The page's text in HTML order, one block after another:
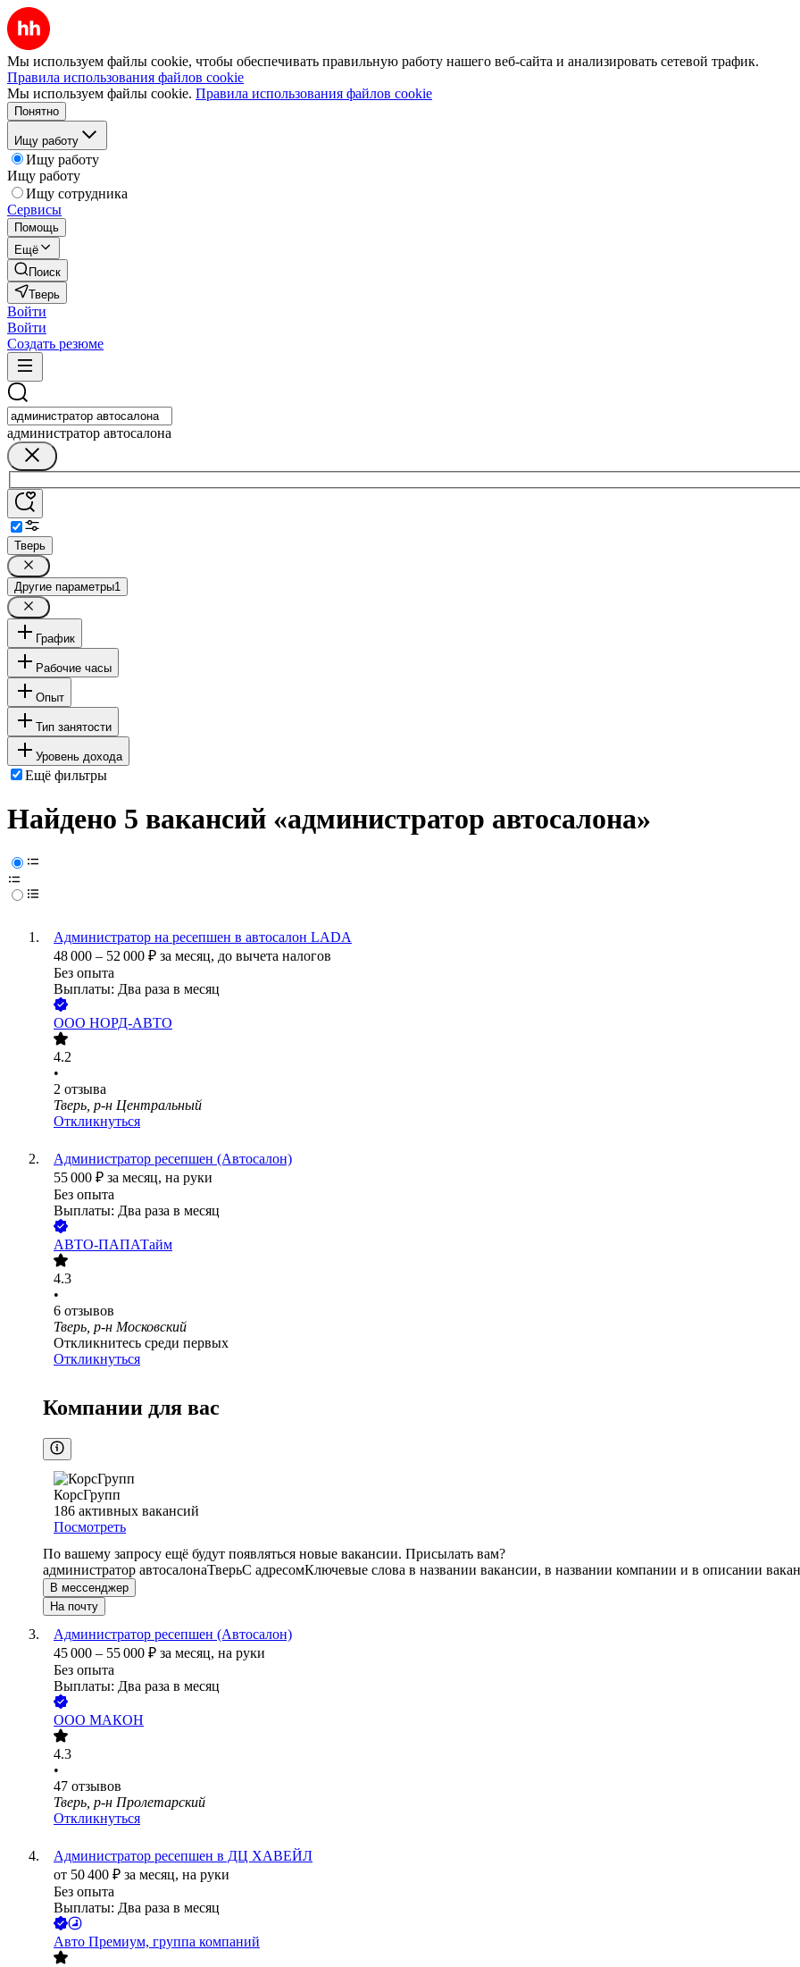
Мы используем файлы cookie, чтобы обеспечивать правильную работу нашего веб-сайта и анализировать сетевой трафик.
Правила использования файлов cookie
Мы используем файлы cookie. Правила использования файлов cookie
Понятно
Ищу работу
Ищу работу
Ищу работу
Ищу сотрудника
Сервисы
Помощь
Ещё
Поиск
Тверь
Войти
Войти
Создать резюме
администратор автосалона
Тверь
Другие параметры1
График
Рабочие часы
Опыт
Тип занятости
Уровень дохода
Ещё фильтры
Найдено 5 вакансий «администратор автосалона»
Администратор на ресепшен в автосалон LADA
48 000 – 52 000 ₽ за месяц, до вычета налогов
Без опыта
Выплаты: Два раза в месяц
ООО НОРД-АВТО
4.2
•
2 отзыва
Тверь, р-н Центральный
Откликнуться
Администратор ресепшен (Автосалон)
55 000 ₽ за месяц, на руки
Без опыта
Выплаты: Два раза в месяц
АВТО-ПАПАТайм
4.3
•
6 отзывов
Тверь, р-н Московский
Откликнитесь среди первых
Откликнуться
Компании для вас
КорсГрупп
186 активных вакансий
Посмотреть
По вашему запросу ещё будут появляться новые вакансии. Присылать вам?
администратор автосалонаТверьС адресомКлючевые слова в названии вакансии, в названии компании и в описании
В мессенджер
На почту
Администратор ресепшен (Автосалон)
45 000 – 55 000 ₽ за месяц, на руки
Без опыта
Выплаты: Два раза в месяц
ООО МАКОН
4.3
•
47 отзывов
Тверь, р-н Пролетарский
Откликнуться
Администратор ресепшен в ДЦ ХАВЕЙЛ
от 50 400 ₽ за месяц, на руки
Без опыта
Выплаты: Два раза в месяц
Авто Премиум, группа компаний